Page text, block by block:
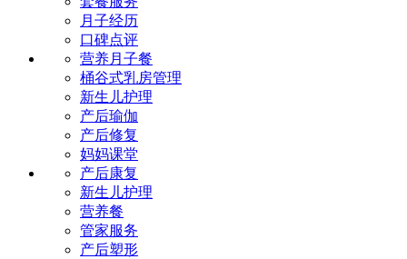
月子经历
口碑点评
营养月子餐
桶谷式乳房管理
新生儿护理
产后瑜伽
产后修复
妈妈课堂
产后康复
新生儿护理
营养餐
管家服务
产后塑形